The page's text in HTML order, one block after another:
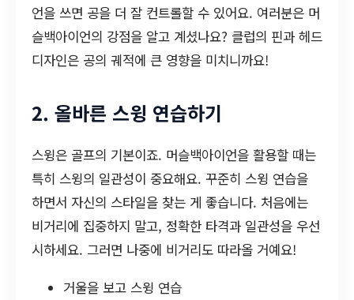
언을 쓰면 공을 더 잘 컨트롤할 수 있어요. 여러분은 머
슬백아이언의 강점을 알고 계셨나요? 클럽의 핀과 헤드
디자인은 공의 궤적에 큰 영향을 미치니까요!
2. 올바른 스윙 연습하기
스윙은 골프의 기본이죠. 머슬백아이언을 활용할 때는
특히 스윙의 일관성이 중요해요. 꾸준히 스윙 연습을
하면서 자신의 스타일을 찾는 게 좋습니다. 처음에는
비거리에 집중하지 말고, 정확한 타격과 일관성을 우선
시하세요. 그러면 나중에 비거리도 따라올 거예요!
거울을 보고 스윙 연습